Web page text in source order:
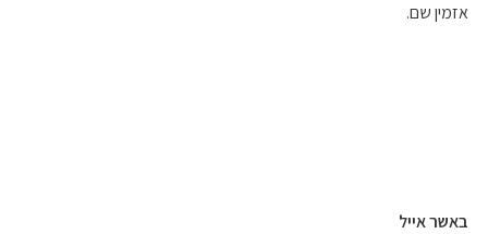
אזמין שם.
באשר אייל